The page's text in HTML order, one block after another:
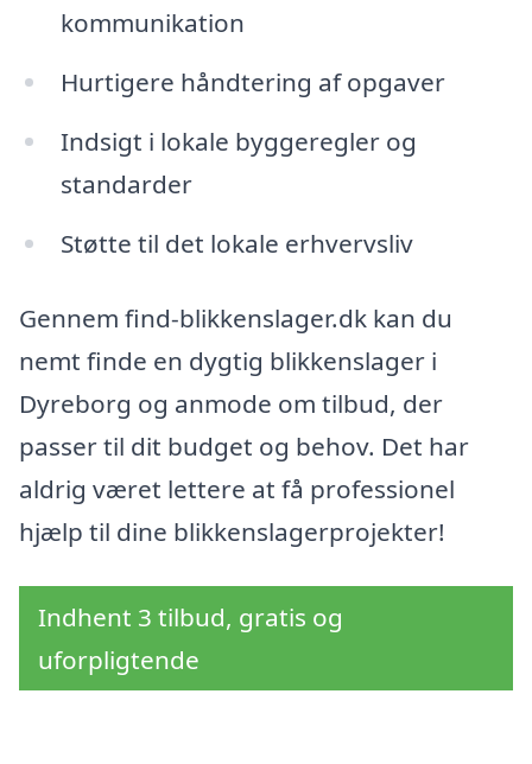
kommunikation
Hurtigere håndtering af opgaver
Indsigt i lokale byggeregler og
standarder
Støtte til det lokale erhvervsliv
Gennem find-blikkenslager.dk kan du
nemt finde en dygtig blikkenslager i
Dyreborg og anmode om tilbud, der
passer til dit budget og behov. Det har
aldrig været lettere at få professionel
hjælp til dine blikkenslagerprojekter!
Indhent 3 tilbud, gratis og
uforpligtende